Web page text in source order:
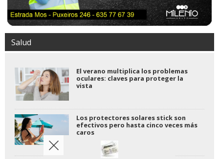
Salud
El verano multiplica los problemas
oculares: claves para proteger la
vista
Los protectores solares stick son
efectivos pero hasta cinco veces más
caros